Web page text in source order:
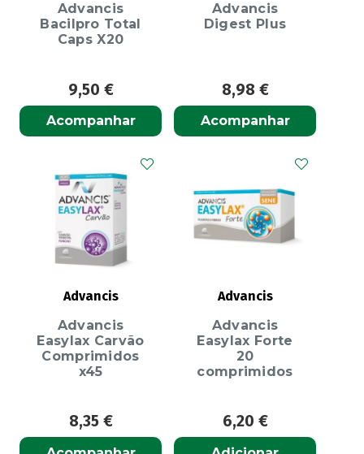
Advancis
Bacilpro Total
Caps X20
9,50 €
Acompanhar
Advancis
Digest Plus
8,98 €
Acompanhar
Advancis
Advancis
Easylax Carvão
Comprimidos
x45
8,35 €
Advancis
Advancis
Easylax Forte
20
comprimidos
6,20 €